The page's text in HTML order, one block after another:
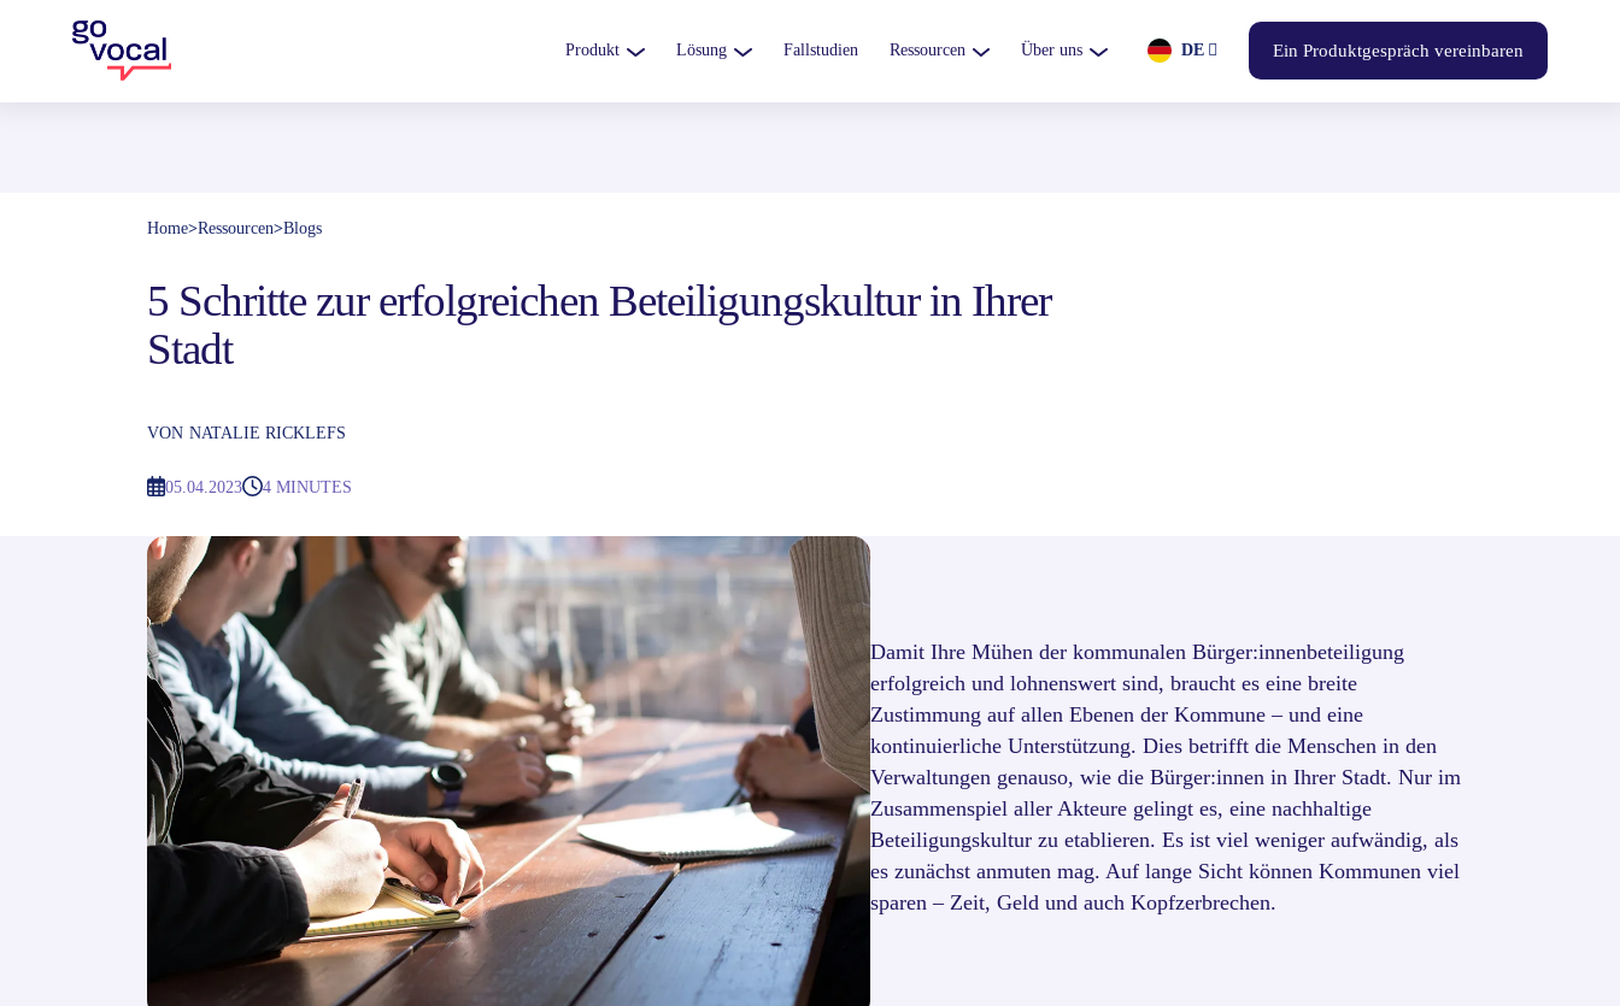
Produkt Lösung Fallstudien Ressourcen Über uns DE Ein Produktgespräch vereinbaren
Home>Ressourcen>Blogs
5 Schritte zur erfolgreichen Beteiligungskultur in Ihrer
Stadt
VON NATALIE RICKLEFS
05.04.2023 4 MINUTES
Damit Ihre Mühen der kommunalen Bürger:innenbeteiligung
erfolgreich und lohnenswert sind, braucht es eine breite
Zustimmung auf allen Ebenen der Kommune – und eine
kontinuierliche Unterstützung. Dies betrifft die Menschen in den
Verwaltungen genauso, wie die Bürger:innen in Ihrer Stadt. Nur im
Zusammenspiel aller Akteure gelingt es, eine nachhaltige
Beteiligungskultur zu etablieren. Es ist viel weniger aufwändig, als
es zunächst anmuten mag. Auf lange Sicht können Kommunen viel
sparen – Zeit, Geld und auch Kopfzerbrechen.